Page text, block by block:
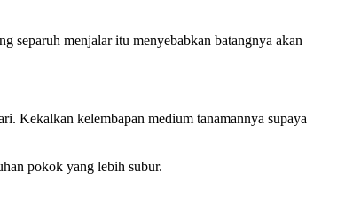
separuh menjalar itu menyebabkan batangnya akan
Kekalkan kelembapan medium tanamannya supaya
pokok yang lebih subur.